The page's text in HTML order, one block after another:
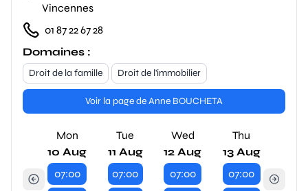
Vincennes
01 87 22 67 28
Domaines :
Droit de la famille Droit de l'immobilier
Voir la page de Anne BOUCHETA
Mon
10 Aug
07:00
Tue
11 Aug
07:00
Wed
12 Aug
07:00
Thu
13 Aug
07:00